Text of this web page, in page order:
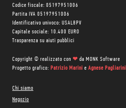
Codice fiscale: 05197951006
Partita IVA 05197951006
Identificativo univoco: USAL8PV
Capitale sociale: 10.400 EURO
Trasparenza su aiuti pubblici
Copyright © realizzato con ❤ da MONK Software
Progetto grafico: Patrizio Marini e Agnese Pagliarini
Chi siamo
Negozio